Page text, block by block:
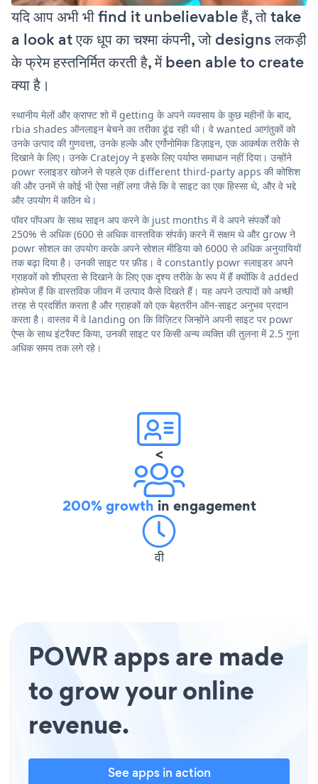
यदि आप अभी भी find it unbelievable हैं, तो take
a look at एक धूप का चश्मा कंपनी, जो designs लकड़ी
के फ्रेम हस्तनिर्मित करती है, में been able to create
क्या है।
स्थानीय मेलों और क्राफ्ट शो में getting के अपने व्यवसाय के कुछ महीनों के बाद,
rbia shades ऑनलाइन बेचने का तरीका ढूंढ रही थी। वे wanted आगंतुकों को
उनके उत्पाद की गुणवत्ता, उनके हल्के और एर्गोनोमिक डिज़ाइन, एक आकर्षक तरीके से
दिखाने के लिए। उनके Cratejoy ने इसके लिए पर्याप्त समाधान नहीं दिया। उन्होंने
powr स्लाइडर खोजने से पहले एक different third-party apps की कोशिश
की और उनमें से कोई भी ऐसा नहीं लगा जैसे कि वे साइट का एक हिस्सा थे, और वे भद्दे
और उपयोग में कठिन थे।
पॉवर पॉपअप के साथ साइन अप करने के just months में वे अपने संपर्कों को
250% से अधिक (600 से अधिक वास्तविक संपर्क) करने में सक्षम थे और grow ने
powr सोशल का उपयोग करके अपने सोशल मीडिया को 6000 से अधिक अनुयायियों
तक बढ़ा दिया है। उनकी साइट पर फ़ीड। वे constantly powr स्लाइडर अपने
ग्राहकों को शीघ्रता से दिखाने के लिए एक दृश्य तरीके के रूप में हैं क्योंकि वे added
होमपेज हैं कि वास्तविक जीवन में उत्पाद कैसे दिखते हैं। यह अपने उत्पादों को अच्छी
तरह से प्रदर्शित करता है और ग्राहकों को एक बेहतरीन ऑन-साइट अनुभव प्रदान
करता है। वास्तव में वे landing on कि विज़िटर जिन्होंने अपनी साइट पर powr
ऐप्स के साथ इंटरैक्ट किया, उनकी साइट पर किसी अन्य व्यक्ति की तुलना में 2.5 गुना
अधिक समय तक लगे रहे।
<
200% growth in engagement
वी
POWR apps are made
to grow your online
revenue.
See apps in action